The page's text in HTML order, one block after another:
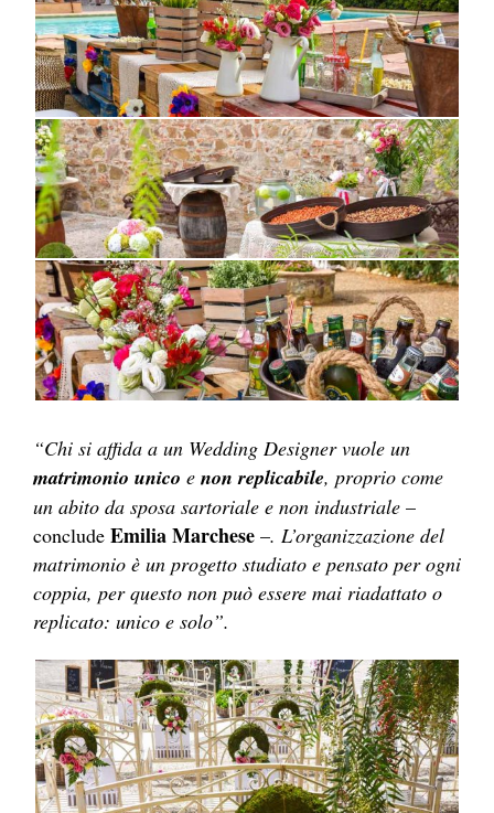
“Chi si affida a un Wedding Designer vuole un
matrimonio unico e non replicabile, proprio come
un abito da sposa sartoriale e non industriale –
conclude Emilia Marchese –. L’organizzazione del
matrimonio è un progetto studiato e pensato per ogni
coppia, per questo non può essere mai riadattato o
replicato: unico e solo”.